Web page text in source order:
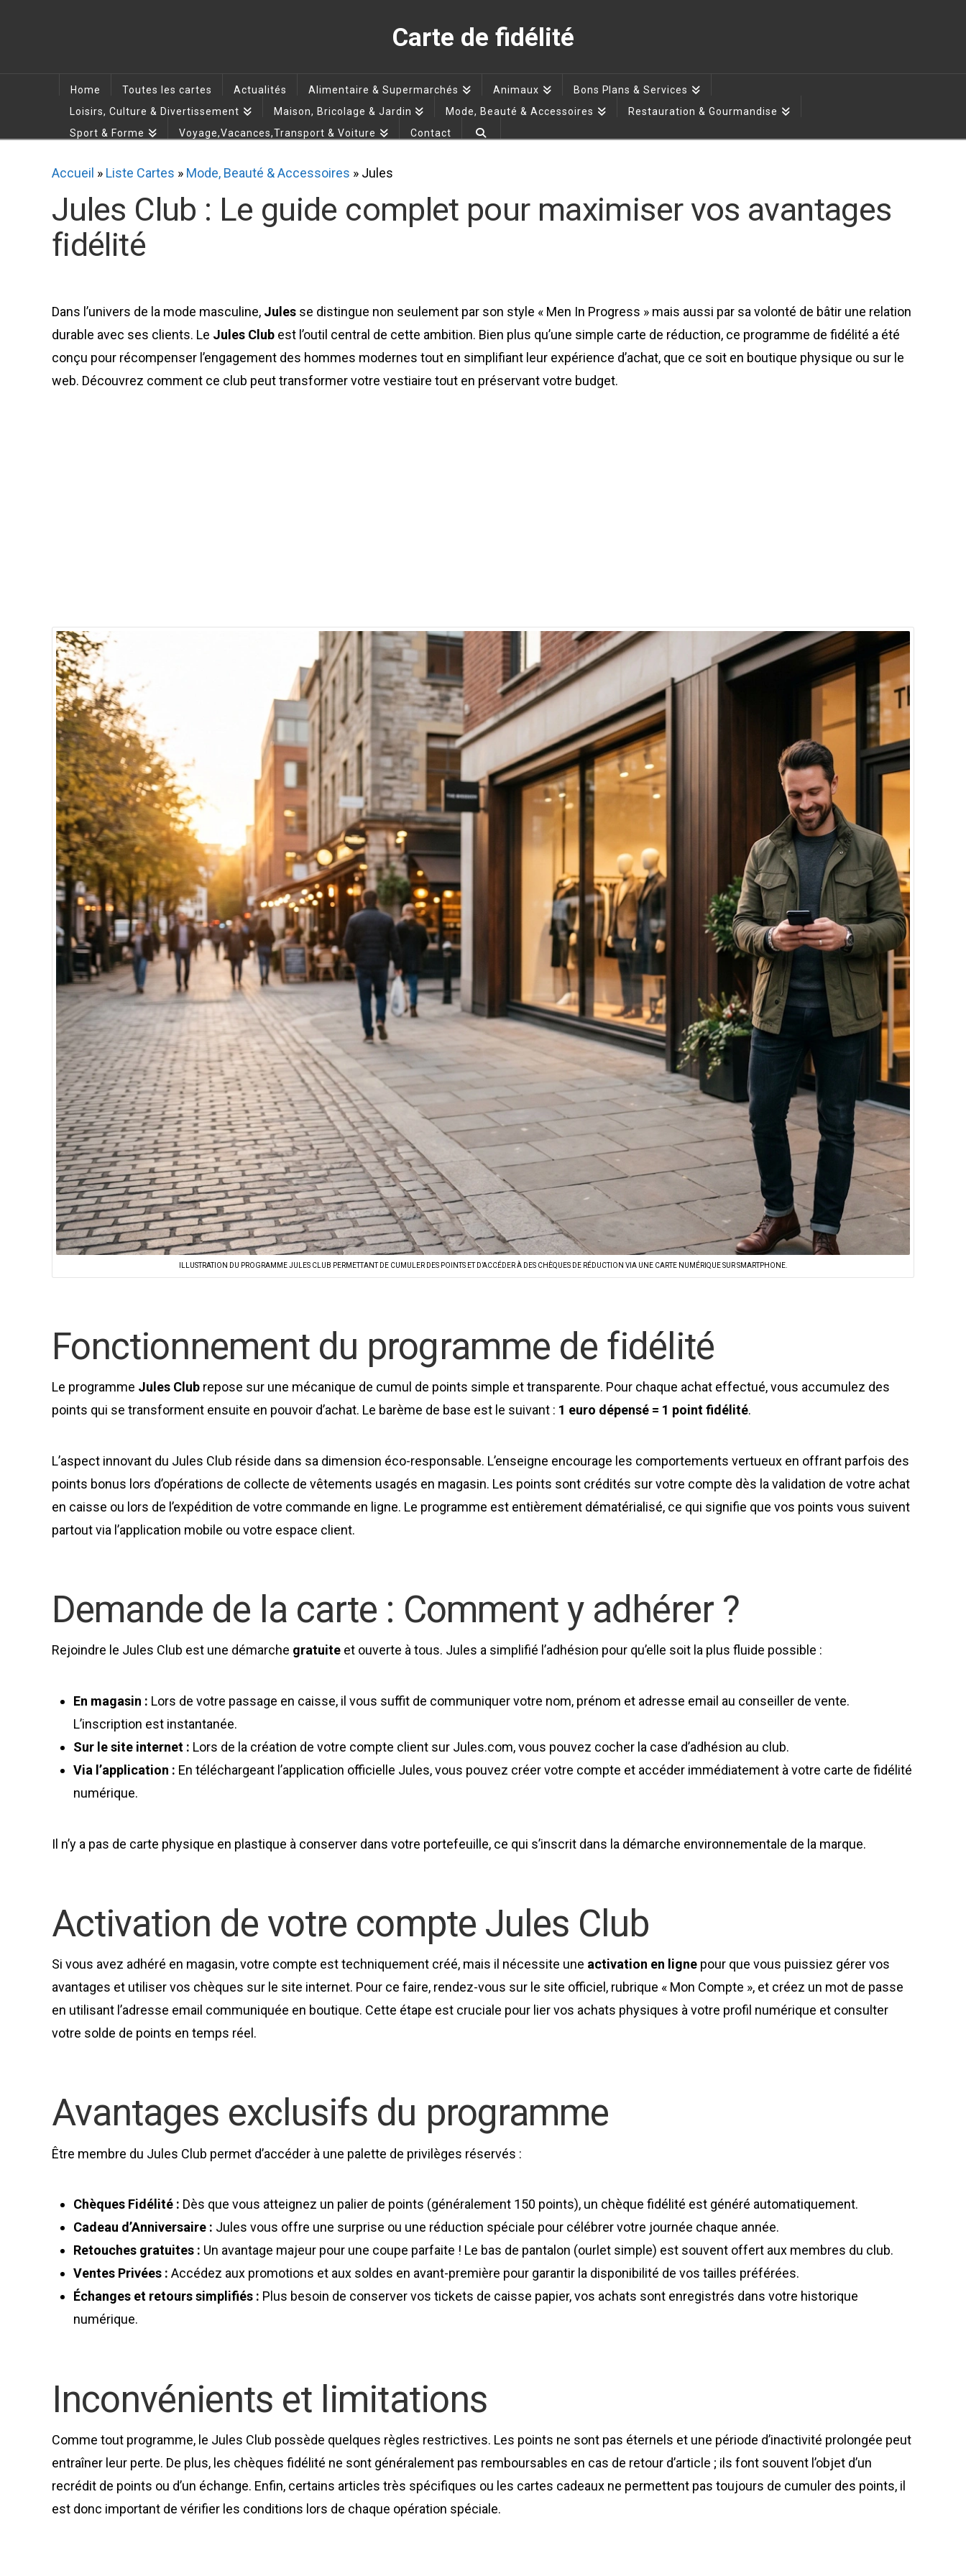
Carte de fidélité
Home Toutes les cartes Actualités Alimentaire & Supermarchés Animaux
Bons Plans & Services
Loisirs, Culture & Divertissement
Maison, Bricolage & Jardin Mode, Beauté & Accessoires
Restauration & Gourmandise
Sport & Forme
Voyage,Vacances,Transport & Voiture Contact
Accueil » Liste Cartes » Mode, Beauté & Accessoires » Jules
Jules Club : Le guide complet pour maximiser vos avantages
fidélité
Dans l’univers de la mode masculine, Jules se distingue non seulement par son style « Men In Progress » mais aussi par sa volonté de bâtir une relation
durable avec ses clients. Le Jules Club est l’outil central de cette ambition. Bien plus qu’une simple carte de réduction, ce programme de fidélité a été
conçu pour récompenser l’engagement des hommes modernes tout en simplifiant leur expérience d’achat, que ce soit en boutique physique ou sur le
web. Découvrez comment ce club peut transformer votre vestiaire tout en préservant votre budget.
ILLUSTRATION DU PROGRAMME JULES CLUB PERMETTANT DE CUMULER DES POINTS ET D’ACCÉDER À DES CHÈQUES DE RÉDUCTION VIA UNE CARTE NUMÉRIQUE SUR SMARTPHONE.
Fonctionnement du programme de fidélité
Le programme Jules Club repose sur une mécanique de cumul de points simple et transparente. Pour chaque achat effectué, vous accumulez des
points qui se transforment ensuite en pouvoir d’achat. Le barème de base est le suivant : 1 euro dépensé = 1 point fidélité.
L’aspect innovant du Jules Club réside dans sa dimension éco-responsable. L’enseigne encourage les comportements vertueux en offrant parfois des
points bonus lors d’opérations de collecte de vêtements usagés en magasin. Les points sont crédités sur votre compte dès la validation de votre achat
en caisse ou lors de l’expédition de votre commande en ligne. Le programme est entièrement dématérialisé, ce qui signifie que vos points vous suivent
partout via l’application mobile ou votre espace client.
Demande de la carte : Comment y adhérer ?
Rejoindre le Jules Club est une démarche gratuite et ouverte à tous. Jules a simplifié l’adhésion pour qu’elle soit la plus fluide possible :
En magasin : Lors de votre passage en caisse, il vous suffit de communiquer votre nom, prénom et adresse email au conseiller de vente.
L’inscription est instantanée.
Sur le site internet : Lors de la création de votre compte client sur Jules.com, vous pouvez cocher la case d’adhésion au club.
Via l’application : En téléchargeant l’application officielle Jules, vous pouvez créer votre compte et accéder immédiatement à votre carte de fidélité
numérique.
Il n’y a pas de carte physique en plastique à conserver dans votre portefeuille, ce qui s’inscrit dans la démarche environnementale de la marque.
Activation de votre compte Jules Club
Si vous avez adhéré en magasin, votre compte est techniquement créé, mais il nécessite une activation en ligne pour que vous puissiez gérer vos
avantages et utiliser vos chèques sur le site internet. Pour ce faire, rendez-vous sur le site officiel, rubrique « Mon Compte », et créez un mot de passe
en utilisant l’adresse email communiquée en boutique. Cette étape est cruciale pour lier vos achats physiques à votre profil numérique et consulter
votre solde de points en temps réel.
Avantages exclusifs du programme
Être membre du Jules Club permet d’accéder à une palette de privilèges réservés :
Chèques Fidélité : Dès que vous atteignez un palier de points (généralement 150 points), un chèque fidélité est généré automatiquement.
Cadeau d’Anniversaire : Jules vous offre une surprise ou une réduction spéciale pour célébrer votre journée chaque année.
Retouches gratuites : Un avantage majeur pour une coupe parfaite ! Le bas de pantalon (ourlet simple) est souvent offert aux membres du club.
Ventes Privées : Accédez aux promotions et aux soldes en avant-première pour garantir la disponibilité de vos tailles préférées.
Échanges et retours simplifiés : Plus besoin de conserver vos tickets de caisse papier, vos achats sont enregistrés dans votre historique
numérique.
Inconvénients et limitations
Comme tout programme, le Jules Club possède quelques règles restrictives. Les points ne sont pas éternels et une période d’inactivité prolongée peut
entraîner leur perte. De plus, les chèques fidélité ne sont généralement pas remboursables en cas de retour d’article ; ils font souvent l’objet d’un
recrédit de points ou d’un échange. Enfin, certains articles très spécifiques ou les cartes cadeaux ne permettent pas toujours de cumuler des points, il
est donc important de vérifier les conditions lors de chaque opération spéciale.